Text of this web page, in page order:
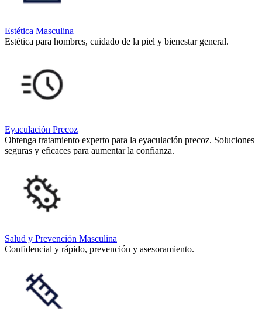
Estética Masculina
Estética para hombres, cuidado de la piel y bienestar general.
Eyaculación Precoz
Obtenga tratamiento experto para la eyaculación precoz. Soluciones
seguras y eficaces para aumentar la confianza.
Salud y Prevención Masculina
Confidencial y rápido, prevención y asesoramiento.